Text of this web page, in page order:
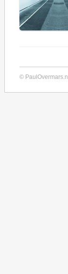
© PaulOvermars.nl